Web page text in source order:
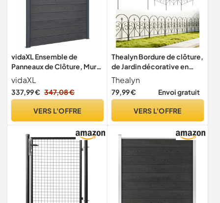
vidaXL Ensemble de
Panneaux de Clôture, Mur
de Clôture, Barrière avec
Poteau, Bordure de Jardin
Patio Terrasse, Gris 180x186
vidaXL
337,99 € 347,08 €
VERS L'OFFRE
Thealyn Bordure de clôture,
de Jardin décorative en
métal 81 cm x 3 m
Thealyn
79,99 € Envoi gratuit
VERS L'OFFRE